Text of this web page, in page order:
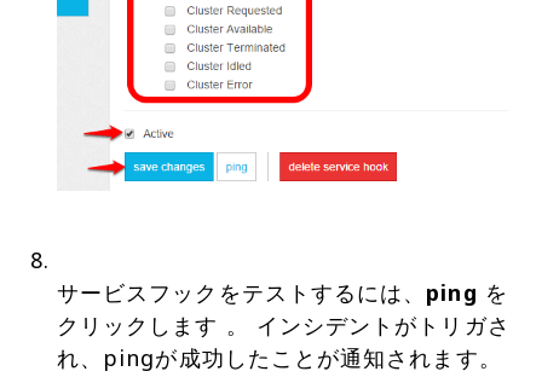
サービスフックをテストするには、 ping を
クリックします 。 インシデントがトリガさ